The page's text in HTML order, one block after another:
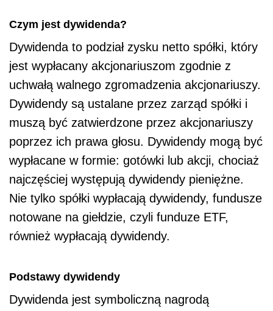
Czym jest dywidenda?
Dywidenda to podział zysku netto spółki, który
jest wypłacany akcjonariuszom zgodnie z
uchwałą walnego zgromadzenia akcjonariuszy.
Dywidendy są ustalane przez zarząd spółki i
muszą być zatwierdzone przez akcjonariuszy
poprzez ich prawa głosu. Dywidendy mogą być
wypłacane w formie: gotówki lub akcji, chociaż
najczęściej występują dywidendy pieniężne.
Nie tylko spółki wypłacają dywidendy, fundusze
notowane na giełdzie, czyli funduze ETF,
również wypłacają dywidendy.
Podstawy dywidendy
Dywidenda jest symboliczną nagrodą